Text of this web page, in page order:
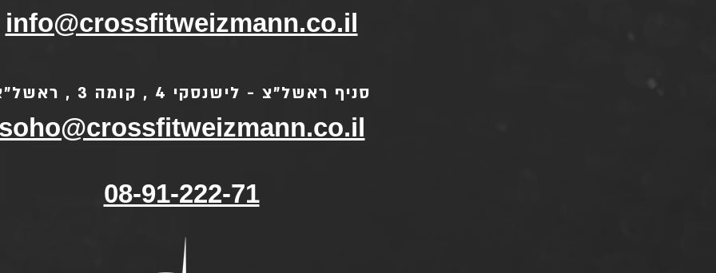
info@crossfitweizmann.co.il
סניף ראשל"צ - לישנסקי 4 , קומה 3 , ראשל"צ
08-91-222-71